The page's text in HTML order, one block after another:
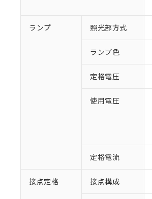
ランプ 照光部方式
ランプ色
定格電圧
使用電圧
定格電流
接点定格 接点構成